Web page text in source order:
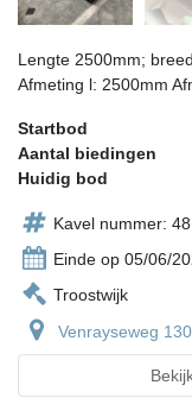
Lengte 2500mm;
Afmeting l: 2500mm
Startbod
Aantal biedingen
Huidig bod
Kavel nummer: 48
Einde op 05/06/
Troostwijk
Venrayseweg